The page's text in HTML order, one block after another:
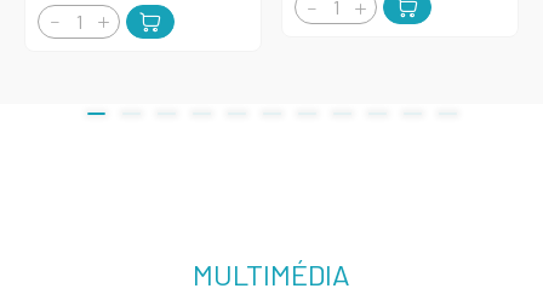
MULTIMÉDIA